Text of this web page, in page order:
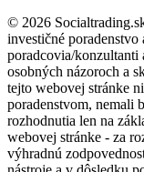
© 2026
investičné
poradcovia/konzultanti
osobných názoroch a
tejto webovej stránke
poradenstvom, nemali
rozhodnutia len na
webovej stránke - za
výhradnú